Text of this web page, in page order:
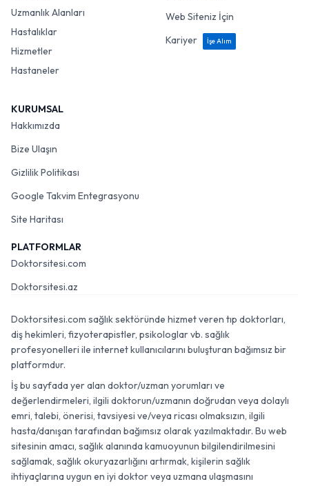
Uzmanlık Alanları
Hastalıklar
Hizmetler
Hastaneler
Web Siteniz İçin
Kariyer
İşe Alım
KURUMSAL
Hakkımızda
Bize Ulaşın
Gizlilik Politikası
Google Takvim Entegrasyonu
Site Haritası
PLATFORMLAR
Doktorsitesi.com
Doktorsitesi.az
Doktorsitesi.com sağlık sektöründe hizmet veren tıp doktorları,
diş hekimleri, fizyoterapistler, psikologlar vb. sağlık
profesyonelleri ile internet kullanıcılarını buluşturan bağımsız bir
platformdur.
İş bu sayfada yer alan doktor/uzman yorumları ve
değerlendirmeleri, ilgili doktorun/uzmanın doğrudan veya dolaylı
emri, talebi, önerisi, tavsiyesi ve/veya ricası olmaksızın, ilgili
hasta/danışan tarafından bağımsız olarak yazılmaktadır. Bu web
sitesinin amacı, sağlık alanında kamuoyunun bilgilendirilmesini
sağlamak, sağlık okuryazarlığını artırmak, kişilerin sağlık
ihtiyaçlarına uygun en iyi doktor veya uzmana ulaşmasını